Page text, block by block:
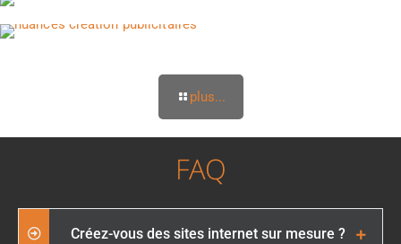
plus...
FAQ
Créez-vous des sites internet sur mesure ?